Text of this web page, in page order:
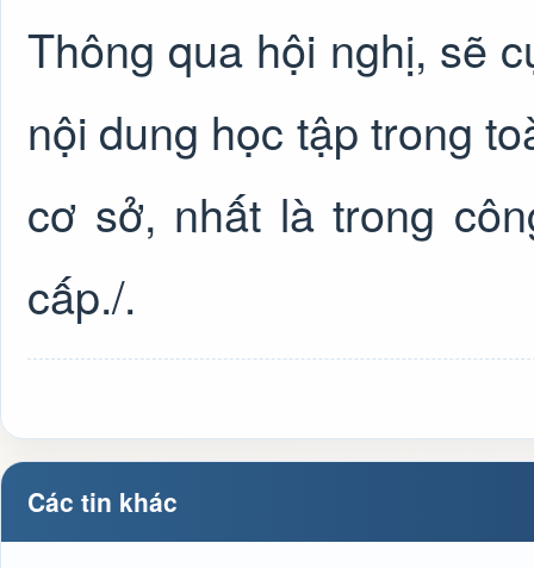
Thông qua hội nghị, sẽ
nội dung học tập trong
cơ sở, nhất là trong
cấp./.
Các tin khác